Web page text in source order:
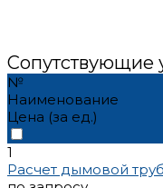
Сопутствующие
№
Наименование
Цена (за ед.)
1
Расчет дымовой